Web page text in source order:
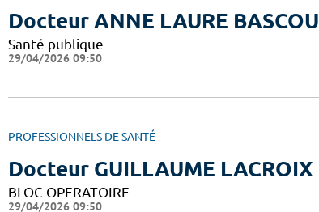
Docteur ANNE LAURE BASCOU
Santé publique
29/04/2026 09:50
PROFESSIONNELS DE SANTÉ
Docteur GUILLAUME LACROIX
BLOC OPERATOIRE
29/04/2026 09:50